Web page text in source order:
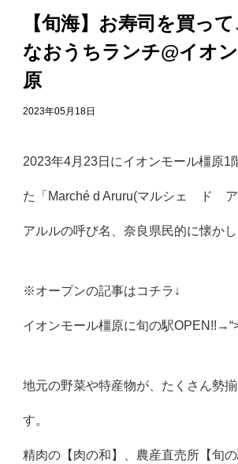
【旬海】お寿司を買っ
なおうちランチ@イオ
原
2023年05月18日
2023年4月23日にイオンモール橿原1
た「Marché d Aruru(マルシェ ド ア
アルルの呼び名、奈良県民的に懐かし
※オープンの記事はコチラ↓
イオンモール橿原に旬の駅OPEN!!→
地元の野菜や特産物が、たくさん勢
す。
精肉の【肉の和】、農産直売所【旬